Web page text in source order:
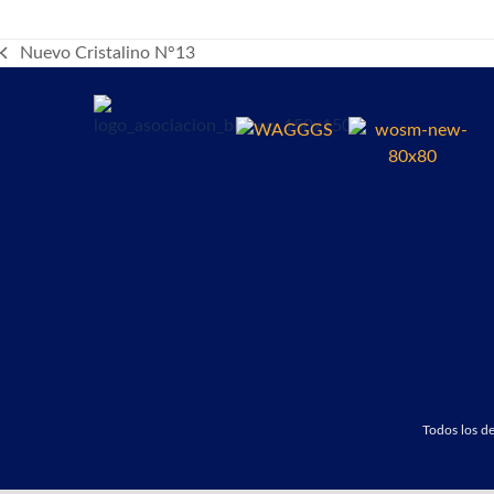
previous
Nuevo Cristalino N°13
Todos los